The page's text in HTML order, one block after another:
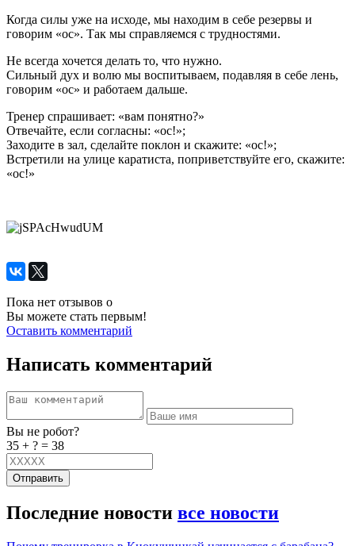
Когда силы уже на исходе, мы находим в себе резервы и
говорим «ос». Так мы справляемся с трудностями.
Не всегда хочется делать то, что нужно.
Сильный дух и волю мы воспитываем, подавляя в себе лень,
говорим «ос» и работаем дальше.
Тренер спрашивает: «вам понятно?»
Отвечайте, если согласны: «ос!»;
Заходите в зал, сделайте поклон и скажите: «ос!»;
Встретили на улице каратиста, поприветствуйте его, скажите:
«ос!»
Пока нет отзывов о
Вы можете стать первым!
Оставить комментарий
Написать комментарий
Вы не робот?
35 + ? = 38
Отправить
Последние новости все новости